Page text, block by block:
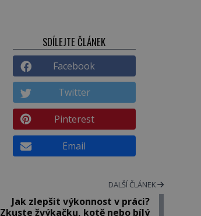
SDÍLEJTE ČLÁNEK
Facebook
Twitter
Pinterest
Email
DALŠÍ ČLÁNEK
Jak zlepšit výkonnost v práci?
Zkuste žvýkačku, kotě nebo bílý